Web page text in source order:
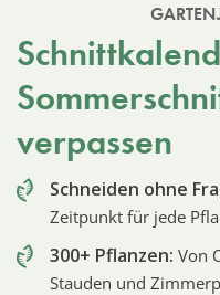
verpassen
Schneiden ohne
Zeitpunkt für jede
300+ Pflanzen: Von
Stauden und